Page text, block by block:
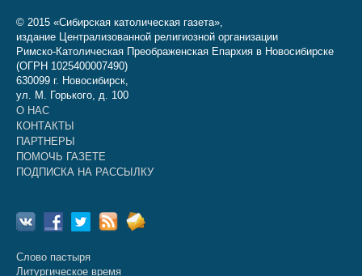
© 2015 «Сибирская католическая газета»,
издание Централизованной религиозной организации
Римско-Католическая Преображенская Епархия в Новосибирске
(ОГРН 1025400007490)
630099 г. Новосибирск,
ул. М. Горького, д. 100
О НАС
КОНТАКТЫ
ПАРТНЕРЫ
ПОМОЧЬ ГАЗЕТЕ
ПОДПИСКА НА РАССЫЛКУ
Слово пастыря
Литургическое время